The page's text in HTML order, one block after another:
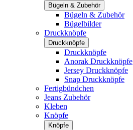
Bügeln & Zubehör
Bügeln & Zubehör
Bügelbilder
Druckknöpfe
Druckknöpfe
Druckknöpfe
Anorak Druckknöpfe
Jersey Druckknöpfe
Snap Druckknöpfe
Fertigbündchen
Jeans Zubehör
Kleben
Knöpfe
Knöpfe